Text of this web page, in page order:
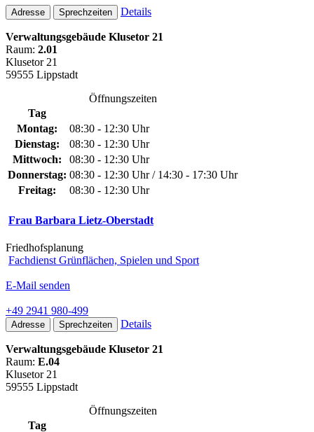
Adresse Sprechzeiten Details
Verwaltungsgebäude Klusetor 21
Raum: 2.01
Klusetor 21
59555 Lippstadt
Öffnungszeiten
Tag
Montag:
08:30 - 12:30 Uhr
Dienstag:
08:30 - 12:30 Uhr
Mittwoch:
08:30 - 12:30 Uhr
Donnerstag: 08:30 - 12:30 Uhr / 14:30 - 17:30 Uhr
Freitag:
08:30 - 12:30 Uhr
Frau Barbara Lietz-Oberstadt
Friedhofsplanung
Fachdienst Grünflächen, Spielen und Sport
E-Mail senden
+49 2941 980-499
Adresse Sprechzeiten Details
Verwaltungsgebäude Klusetor 21
Raum: E.04
Klusetor 21
59555 Lippstadt
Öffnungszeiten
Tag